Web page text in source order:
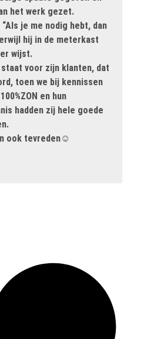
het werk gezet.
je me nodig hebt, dan
hij in de meterkast
wijst.
staat voor zijn klanten, dat
toen we bij kennissen
en hun
hadden zij hele goede
ook tevreden☺